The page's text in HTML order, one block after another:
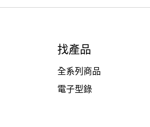
找產品
全系列商品
電子型錄